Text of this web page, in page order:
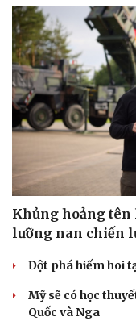
Khủng hoảng tên
lưỡng nan chiến
Đột phá hiếm hoi
Mỹ sẽ có học
Quốc và Nga